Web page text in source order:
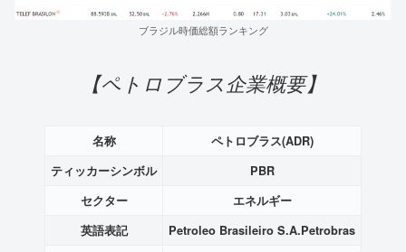
ブラジル時価総額ランキング
【ペトロブラス企業概要】
名称
ペトロブラス(ADR)
ティッカーシンボル
PBR
セクター
エネルギー
英語表記
Petroleo Brasileiro S.A.Petrobras